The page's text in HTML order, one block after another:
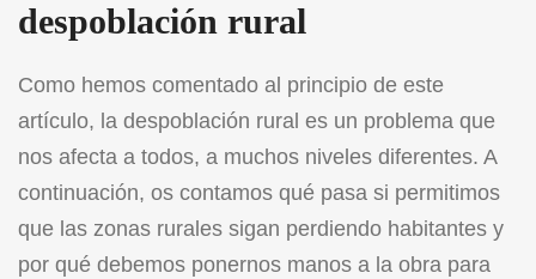
despoblación rural
Como hemos comentado al principio de este
artículo, la despoblación rural es un problema que
nos afecta a todos, a muchos niveles diferentes. A
continuación, os contamos qué pasa si permitimos
que las zonas rurales sigan perdiendo habitantes y
por qué debemos ponernos manos a la obra para